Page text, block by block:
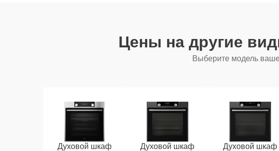
Цены на другие
Выберите модель
Духовой шкаф
Духовой шкаф
Духовой шкаф